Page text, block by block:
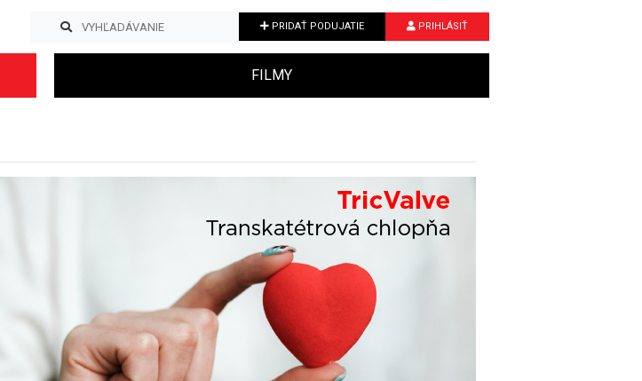
PRIDAŤ PODUJATIE PRIHLÁSIŤ
FILMY